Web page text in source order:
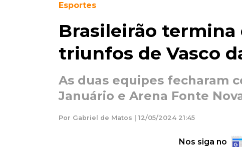
Esportes
Brasileirão
triunfos de Vasco
As duas equipes fecharam
Januário e Arena Fonte
Por Gabriel de Matos | 12/05/2024 21:45
Nos siga no